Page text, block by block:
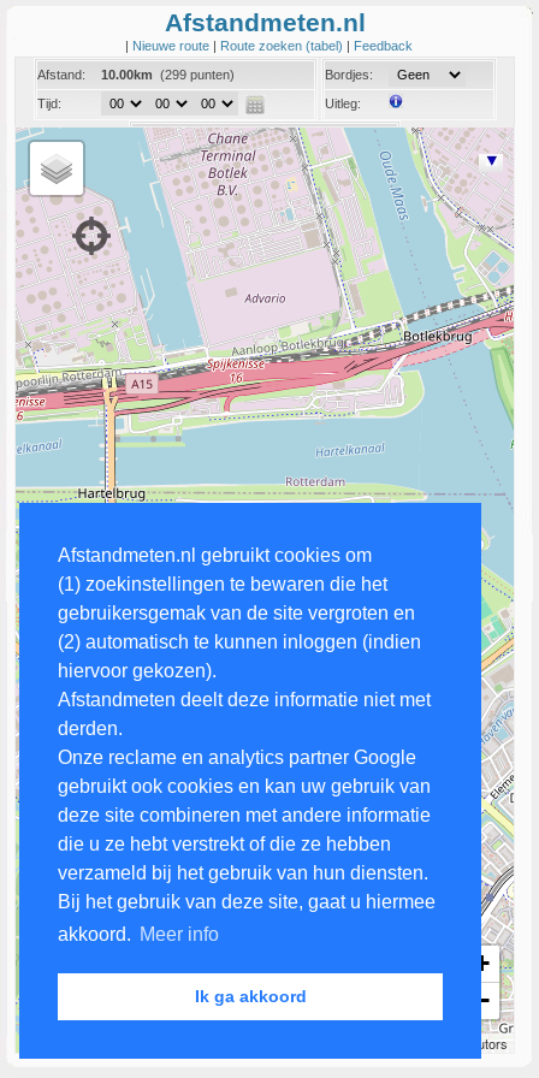
Afstandmeten.nl gebruikt cookies om
(1) zoekinstellingen te bewaren die het
gebruikersgemak van de site vergroten en
(2) automatisch te kunnen inloggen (indien
hiervoor gekozen).
Afstandmeten deelt deze informatie niet met
derden.
Onze reclame en analytics partner Google
gebruikt ook cookies en kan uw gebruik van
deze site combineren met andere informatie
die u ze hebt verstrekt of die ze hebben
verzameld bij het gebruik van hun diensten.
Bij het gebruik van deze site, gaat u hiermee
akkoord. Meer info
Ik ga akkoord
Afstandmeten.nl
| Nieuwe route | Route zoeken (tabel) | Feedback
Afstand:
10.00km (299 punten)
Tijd:
Bordjes:
Uitleg:
Coord:
Info:Link naar deze route
+
−
contributors